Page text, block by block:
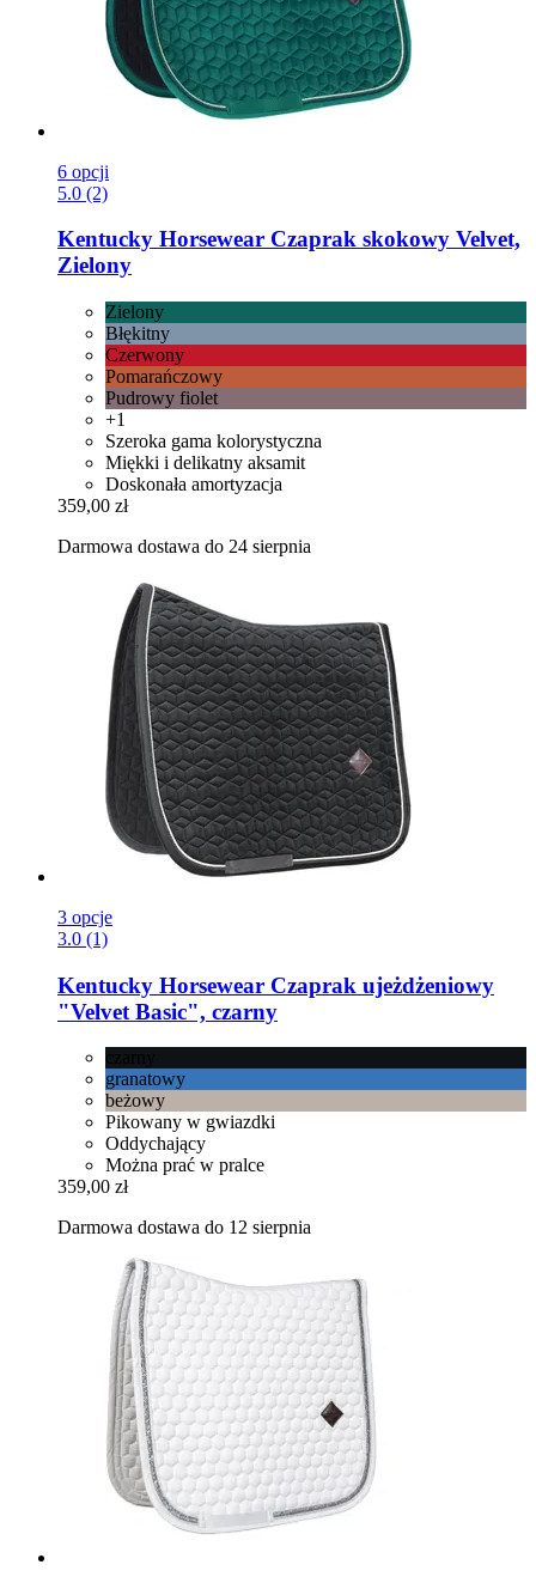
6 opcji
5.0 (2)
Kentucky Horsewear Czaprak skokowy Velvet,
Zielony
Zielony
Błękitny
Czerwony
Pomarańczowy
Pudrowy fiolet
+1
Szeroka gama kolorystyczna
Miękki i delikatny aksamit
Doskonała amortyzacja
359,00 zł
Darmowa dostawa do 24 sierpnia
3 opcje
3.0 (1)
Kentucky Horsewear Czaprak ujeżdżeniowy
"Velvet Basic", czarny
granatowy
beżowy
Pikowany w gwiazdki
Oddychający
Można prać w pralce
359,00 zł
Darmowa dostawa do 12 sierpnia